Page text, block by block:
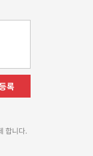
록
합니다.